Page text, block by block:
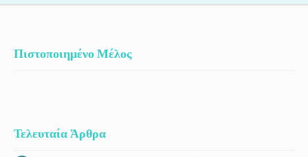
Πιστοποιημένο Μέλος
Τελευταία Άρθρα